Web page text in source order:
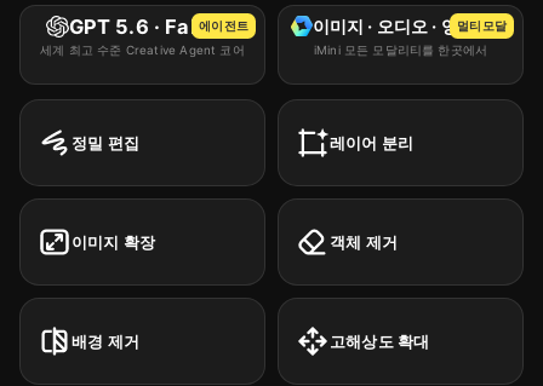
MiniMax H3
Kling 3.0 Omni
Sora 2
Veo 3.1
Veo 3.1 Fast
Happy Horse 1.0
Kling 3.0
Seedance 2.0 Fast
Wan 2.7
에이전트
GPT 5.6 · Fable 5
세계 최고 수준 Creative Agent 코어
멀티모달
이미지 · 오디오 · 영상 · 3D
iMini 모든 모달리티를 한곳에서
정밀 편집 레이어 분리
이미지 확장 객체 제거
배경 제거 고해상도 확대